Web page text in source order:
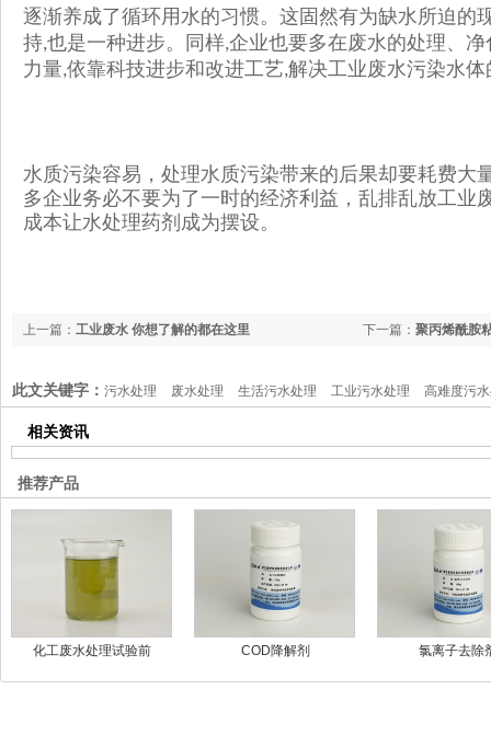
逐渐养成了循环用水的习惯。这固然有为缺水所迫的
持,也是一种进步。同样,企业也要多在废水的处理、
力量,依靠科技进步和改进工艺,解决工业废水污染水体
水质污染容易，处理水质污染带来的后果却要耗费大
多企业务必不要为了一时的经济利益，乱排乱放工业
成本让水处理药剂成为摆设。
下一篇： 聚丙烯酰胺
上一篇： 工业废水 你想了解的都在这里
此文关键字： 污水处理 废水处理 生活污水处理 工业污水处理 高难度污
相关资讯
推荐产品
化工废水处理试验前 COD降解剂 氯离子去除